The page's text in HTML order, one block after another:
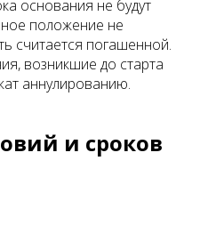
основания не будут
положение не
считается погашенной.
возникшие до старта
аннулированию.
и сроков